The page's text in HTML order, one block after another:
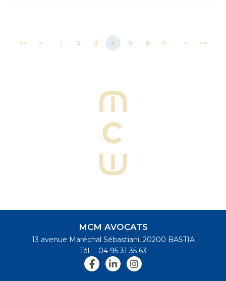
<< < 1 2 3 4 5 6 7 > >>
MCM AVOCATS
13 avenue Maréchal Sébastiani, 20200 BASTIA
Tél :
04 95 31 35 63